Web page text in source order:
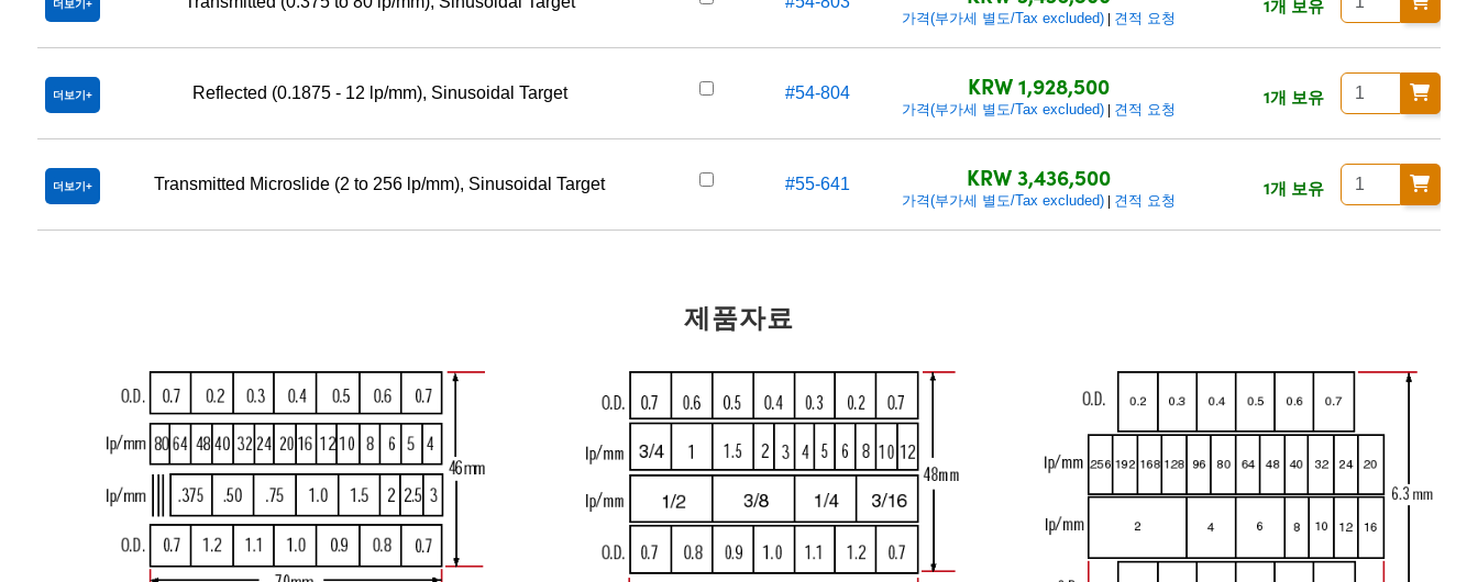
더보기
가격(부가세 별도/Tax excluded)| 견적 요청
더보기 Reflected (0.1875 - 12 lp/mm), Sinusoidal Target #54-804 KRW 1,928,500
가격(부가세 별도/Tax excluded)| 견적 요청
1개 보유
더보기 Transmitted Microslide (2 to 256 lp/mm), Sinusoidal Target #55-641 KRW 3,436,500
가격(부가세 별도/Tax excluded)| 견적 요청
1개 보유
제품자료